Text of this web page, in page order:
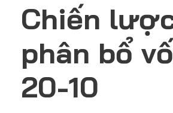
Chiến
phân bổ
20-10